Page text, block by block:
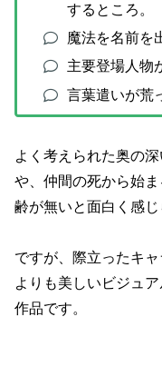
するところ。
魔法を名前を
主要登場人物
言葉遣いが荒
よく考えられた奥の
や、仲間の死から始
齢が無いと面白く感じ
ですが、際立ったキ
よりも美しいビジュ
作品です。